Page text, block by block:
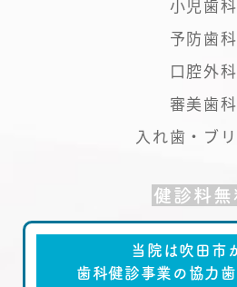
小児歯科
予防歯科
口腔外科
審美歯科
入れ歯・ブ
健診料無
当院は吹田市
歯科健診事業の協力歯